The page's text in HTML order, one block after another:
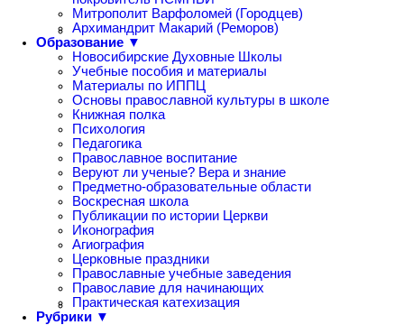
Митрополит Варфоломей (Городцев)
Архимандрит Макарий (Реморов)
Образование ▼
Новосибирские Духовные Школы
Учебные пособия и материалы
Материалы по ИППЦ
Основы православной культуры в школе
Книжная полка
Психология
Педагогика
Православное воспитание
Веруют ли ученые? Вера и знание
Предметно-образовательные области
Воскресная школа
Публикации по истории Церкви
Иконография
Агиография
Церковные праздники
Православные учебные заведения
Православие для начинающих
Практическая катехизация
Рубрики ▼